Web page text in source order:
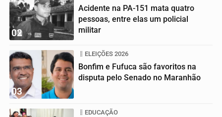
02
Acidente na PA-151 mata quatro
pessoas, entre elas um policial
militar
03
ELEIÇÕES 2026
Bonfim e Fufuca são favoritos na
disputa pelo Senado no Maranhão
EDUCAÇÃO